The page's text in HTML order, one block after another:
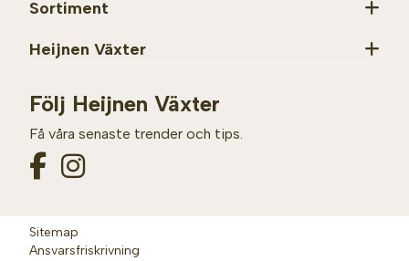
Sortiment
Heijnen Växter
Följ Heijnen Växter
Få våra senaste trender och tips.
Sitemap
Ansvarsfriskrivning